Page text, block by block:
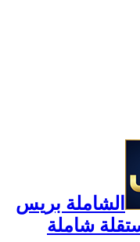
الشاملة بريس
شاملة